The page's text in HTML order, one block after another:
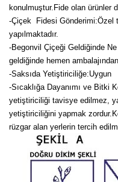
konulmuştur.Fide olan ürünler
-Çiçek Fidesi Gönderimi:Özel
yapılmaktadır.
-Begonvil Çiçeği Geldiğinde
geldiğinde hemen
-Saksıda Yetiştiriciliğe:Uygun
-Sıcaklığa Dayanımı ve Bitki
yetiştiriciliği tavisye edilmez,
yetiştiriciliğini yapmak
rüzgar alan yerlerin tercih